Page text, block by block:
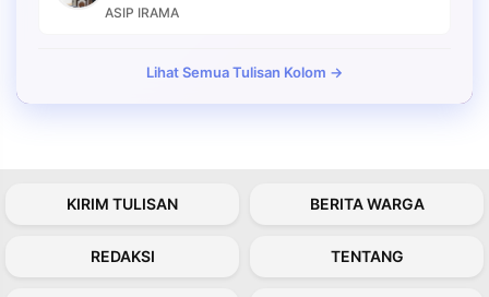
ASIP IRAMA
Lihat Semua Tulisan Kolom →
KIRIM TULISAN BERITA WARGA
REDAKSI TENTANG